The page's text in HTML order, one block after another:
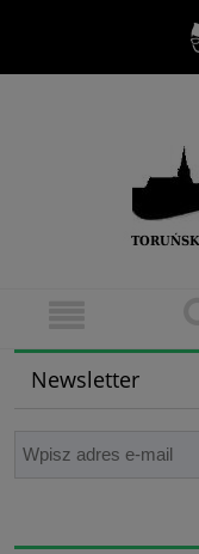
Newsletter